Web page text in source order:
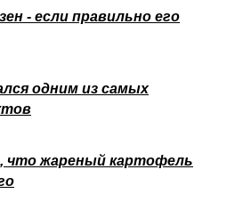
- если правильно его
одним из самых
что жареный картофель